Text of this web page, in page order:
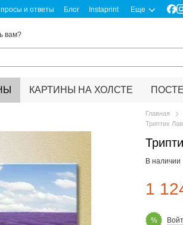
и ответы Блог Instaprint Еще
вам?
КАРТИНЫ НА ХОЛСТЕ
Главная
Триптих
В наличии
1
%